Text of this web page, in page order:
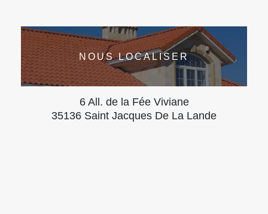
NOUS LOCALISER
6 All. de la Fée Viviane
35136 Saint Jacques De La Lande